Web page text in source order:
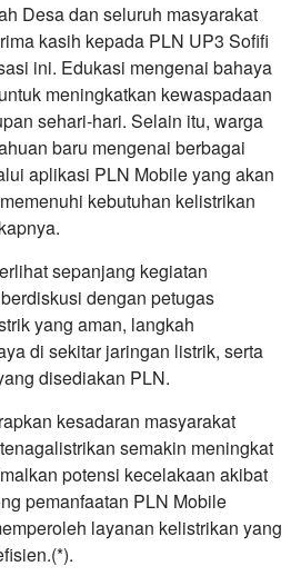
Desa dan seluruh masyarakat
kasih kepada PLN UP3 Sofifi
ini. Edukasi mengenai bahaya
meningkatkan kewaspadaan
sehari-hari. Selain itu, warga
baru mengenai berbagai
aplikasi PLN Mobile yang akan
kebutuhan kelistrikan
sepanjang kegiatan
dengan petugas
yang aman, langkah
di sekitar jaringan listrik, serta
disediakan PLN.
kesadaran masyarakat
semakin meningkat
potensi kecelakaan akibat
pemanfaatan PLN Mobile
layanan kelistrikan yang